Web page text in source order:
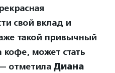
свой вклад и
такой привычный
кофе, может стать
отметила Диана